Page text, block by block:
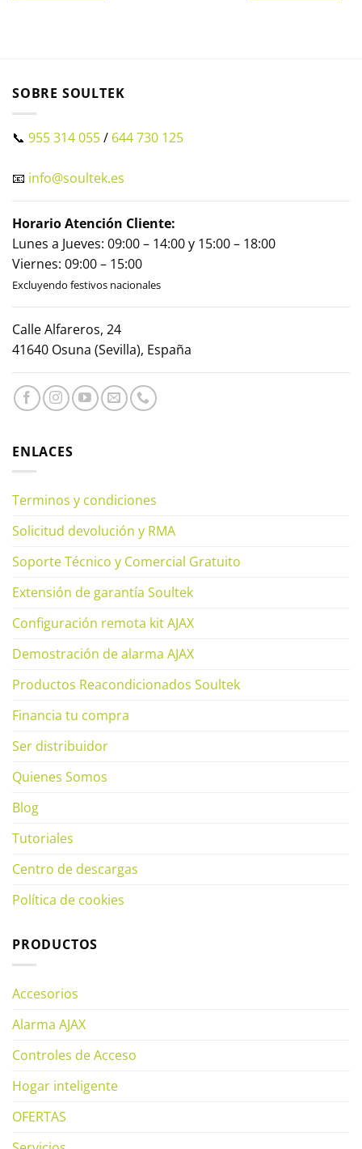
SOBRE SOULTEK
📞 955 314 055/ 644 730 125
📧 info@soultek.es
Horario Atención Cliente:
Lunes a Jueves: 09:00 – 14:00 y 15:00 – 18:00
Viernes: 09:00 – 15:00
Excluyendo festivos nacionales
Calle Alfareros, 24
41640 Osuna (Sevilla), España
ENLACES
Terminos y condiciones
Solicitud devolución y RMA
Soporte Técnico y Comercial Gratuito
Extensión de garantía Soultek
Configuración remota kit AJAX
Demostración de alarma AJAX
Productos Reacondicionados Soultek
Financia tu compra
Ser distribuidor
Quienes Somos
Blog
Tutoriales
Centro de descargas
Política de cookies
PRODUCTOS
Accesorios
Alarma AJAX
Controles de Acceso
Hogar inteligente
OFERTAS